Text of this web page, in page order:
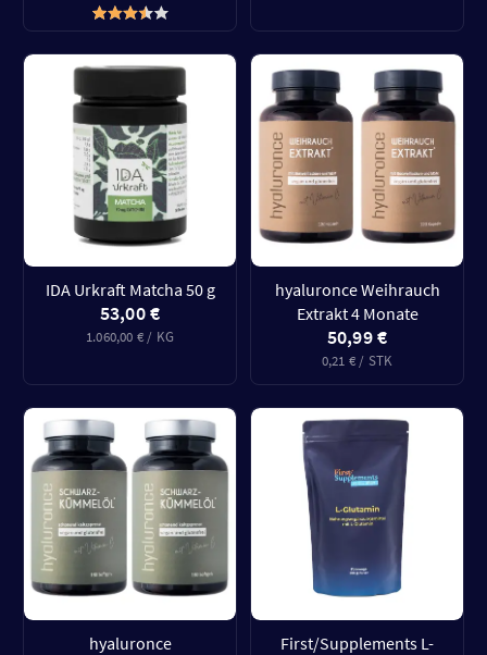
IDA Urkraft Matcha 50 g
53,00 €
1.060,00 € / KG
hyaluronce Weihrauch
Extrakt 4 Monate
50,99 €
0,21 € / STK
hyaluronce
First/Supplements L-